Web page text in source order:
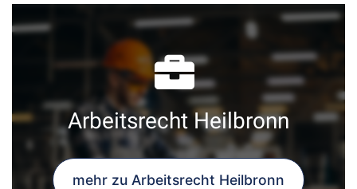
Arbeitsrecht Heilbronn
mehr zu Arbeitsrecht Heilbronn